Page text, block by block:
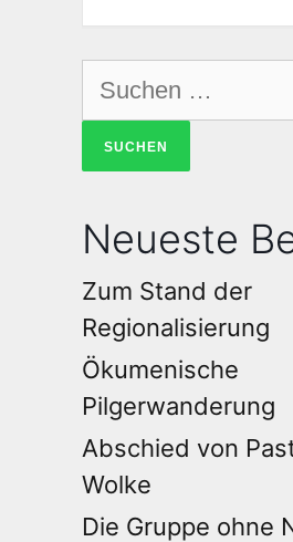
Neueste
Zum Stand der
Regionalisierung
Ökumenische
Pilgerwanderung
Abschied von
Wolke
Die Gruppe ohne